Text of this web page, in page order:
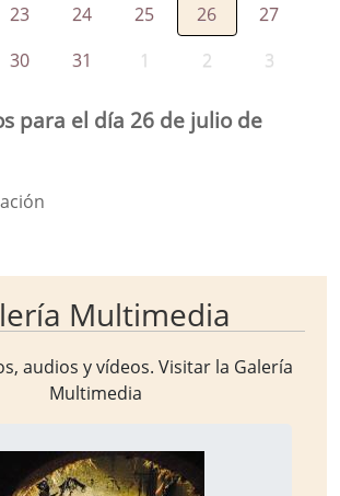
23 24 25 26
27
30 31 1 2 3
para el día 26 de julio de
Multimedia
audios y vídeos. Visitar la Galería
Multimedia